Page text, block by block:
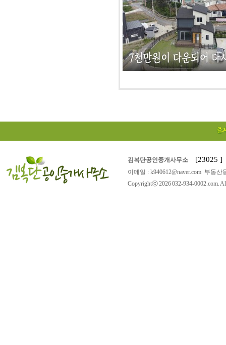
김복단공인중개사무소 [23025 ]
이메일 : k940612@naver.com 부동
Copyrightⓒ 2026 032-934-0002.com.